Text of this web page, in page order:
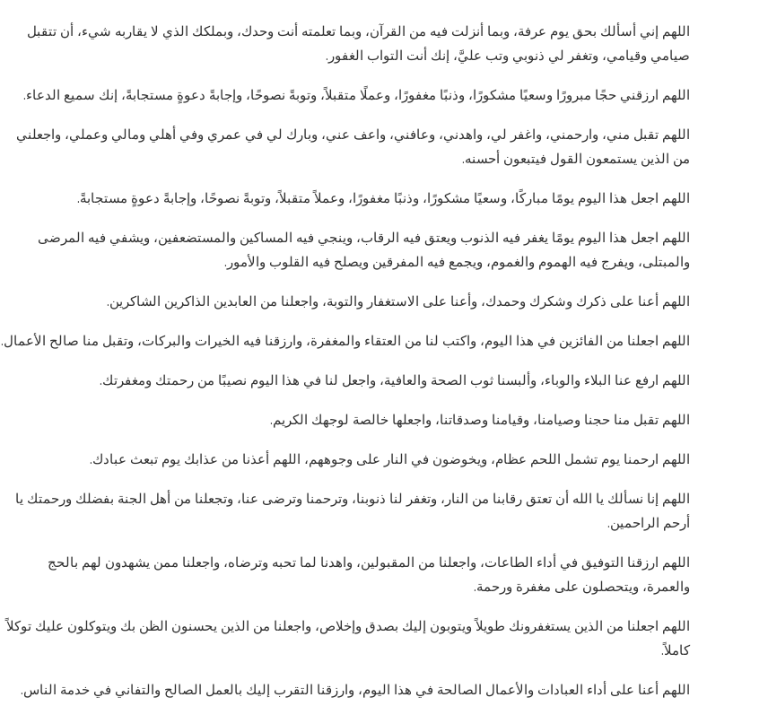
اللهم إني أسألك بحق يوم عرفة، وبما أنزلت فيه من القرآن، وبما تعلمته أنت وحدك، وبملكك الذي لا يقاربه شيء، أن تتقبل
صيامي وقيامي، وتغفر لي ذنوبي وتب عليَّ، إنك أنت التواب الغفور.
اللهم ارزقني حجًا مبرورًا وسعيًا مشكورًا، وذنبًا مغفورًا، وعملًا متقبلاً، وتوبةً نصوحًا، وإجابةً دعوةٍ مستجابةً، إنك سميع الدعاء.
اللهم تقبل مني، وارحمني، واغفر لي، واهدني، وعافني، واعف عني، وبارك لي في عمري وفي أهلي ومالي وعملي، واجعلني
من الذين يستمعون القول فيتبعون أحسنه.
اللهم اجعل هذا اليوم يومًا مباركًا، وسعيًا مشكورًا، وذنبًا مغفورًا، وعملاً متقبلاً، وتوبةً نصوحًا، وإجابةً دعوةٍ مستجابةً.
اللهم اجعل هذا اليوم يومًا يغفر فيه الذنوب ويعتق فيه الرقاب، وينجي فيه المساكين والمستضعفين، ويشفي فيه المرضى
والمبتلى، ويفرج فيه الهموم والغموم، ويجمع فيه المفرقين ويصلح فيه القلوب والأمور.
اللهم أعنا على ذكرك وشكرك وحمدك، وأعنا على الاستغفار والتوبة، واجعلنا من العابدين الذاكرين الشاكرين.
اللهم اجعلنا من الفائزين في هذا اليوم، واكتب لنا من العتقاء والمغفرة، وارزقنا فيه الخيرات والبركات، وتقبل منا صالح الأعمال.
اللهم ارفع عنا البلاء والوباء، وألبسنا ثوب الصحة والعافية، واجعل لنا في هذا اليوم نصيبًا من رحمتك ومغفرتك.
اللهم تقبل منا حجنا وصيامنا، وقيامنا وصدقاتنا، واجعلها خالصة لوجهك الكريم.
اللهم ارحمنا يوم تشمل اللحم عظام، ويخوضون في النار على وجوههم، اللهم أعذنا من عذابك يوم تبعث عبادك.
اللهم إنا نسألك يا الله أن تعتق رقابنا من النار، وتغفر لنا ذنوبنا، وترحمنا وترضى عنا، وتجعلنا من أهل الجنة بفضلك ورحمتك يا
أرحم الراحمين.
اللهم ارزقنا التوفيق في أداء الطاعات، واجعلنا من المقبولين، واهدنا لما تحبه وترضاه، واجعلنا ممن يشهدون لهم بالحج
والعمرة، ويتحصلون على مغفرة ورحمة.
اللهم اجعلنا من الذين يستغفرونك طويلاً ويتوبون إليك بصدق وإخلاص، واجعلنا من الذين يحسنون الظن بك ويتوكلون عليك توكلاً
كاملاً.
اللهم أعنا على أداء العبادات والأعمال الصالحة في هذا اليوم، وارزقنا التقرب إليك بالعمل الصالح والتفاني في خدمة الناس.